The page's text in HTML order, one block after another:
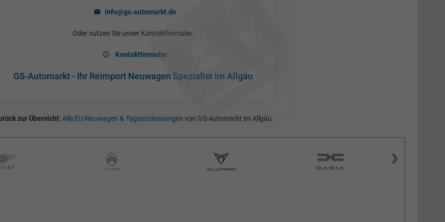
info@gs-automarkt.de
Oder nutzen Sie unser Kontaktformular:
Kontaktformular
GS-Automarkt - Ihr Reimport Neuwagen Spezialist im Allgäu
zur Übersicht:Alle EU-Neuwagen & Tageszulassungen von GS-Automarkt im Allgäu